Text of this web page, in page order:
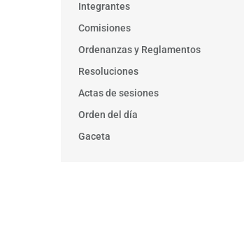
Integrantes
Comisiones
Ordenanzas y Reglamentos
Resoluciones
Actas de sesiones
Orden del día
Gaceta